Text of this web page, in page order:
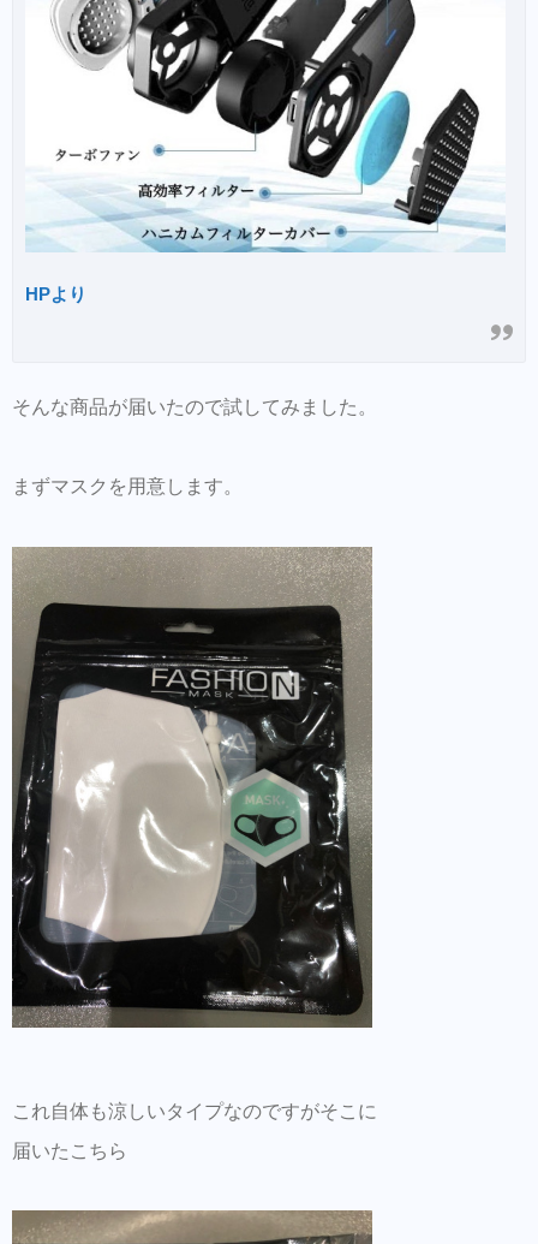
HPより
そんな商品が届いたので試してみました。
まずマスクを用意します。
これ自体も涼しいタイプなのですがそこに
届いたこちら